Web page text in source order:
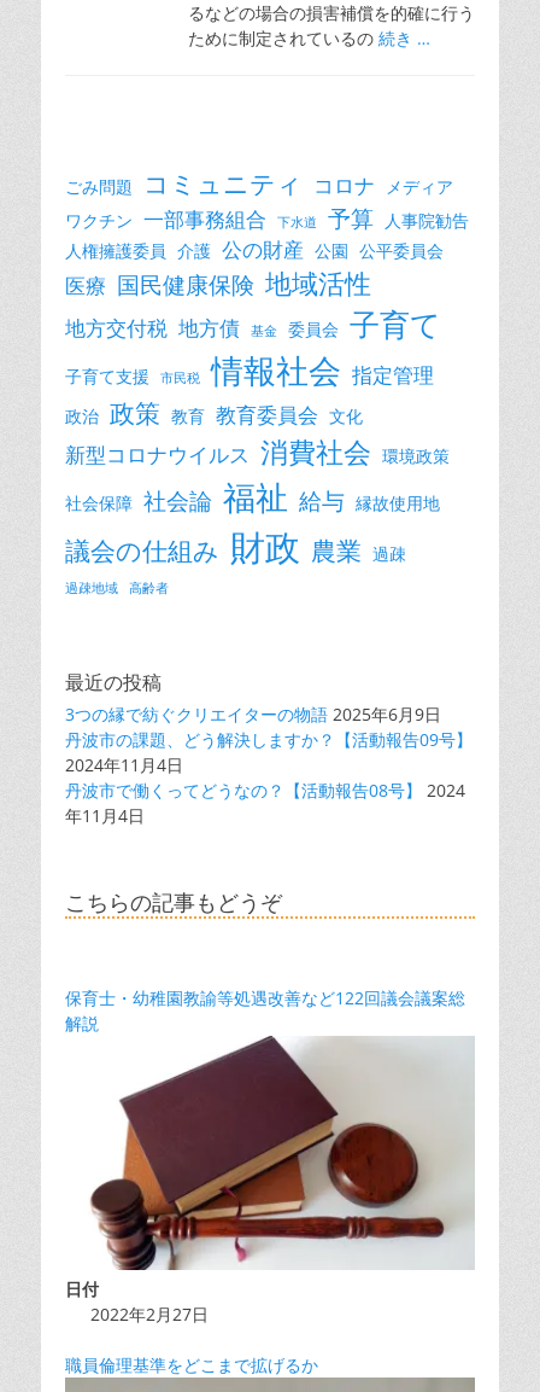
るなどの場合の損害補償を的確に行う
ために制定されているの 続き …
ごみ問題 コミュニティ コロナ
メディア
ワクチン 一部事務組合 下水道 予算 人事院勧告
人権擁護委員 介護 公の財産 公園 公平委員会
医療 国民健康保険 地域活性
地方交付税 地方債 基金 委員会 子育て
子育て支援 市民税 情報社会 指定管理
政治 政策 教育 教育委員会 文化
新型コロナウイルス 消費社会 環境政策
社会保障 社会論 福祉 給与 縁故使用地
議会の仕組み 財政 農業 過疎
過疎地域 高齢者
最近の投稿
3つの縁で紡ぐクリエイターの物語 2025年6月9日
丹波市の課題、どう解決しますか？【活動報告09号】
2024年11月4日
丹波市で働くってどうなの？【活動報告08号】
2024
年11月4日
こちらの記事もどうぞ
保育士・幼稚園教諭等処遇改善など122回議会議案総
解説
日付
2022年2月27日
職員倫理基準をどこまで拡げるか